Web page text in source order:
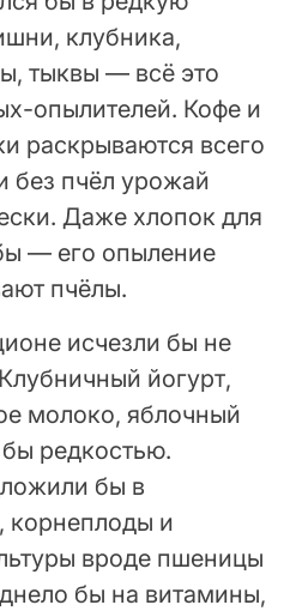
клубника,
тыквы — всё это
опылителей. Кофе и
раскрываются всего
без пчёл урожай
Даже хлопок для
— его опыление
пчёлы.
исчезли бы не
йогурт,
молоко, яблочный
редкостью.
бы в
корнеплоды и
вроде пшеницы
бы на витамины,